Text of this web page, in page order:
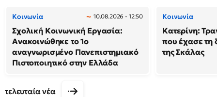
Κοινωνία 10.08.2026 - 12:50
Σχολική Κοινωνική Εργασία:
Ανακοινώθηκε το 1ο
αναγνωρισμένο Πανεπιστημιακό
Πιστοποιητικό στην Ελλάδα
Κοινωνία
Κατερίνη:
που έχασε τη
της Σκάλας
τελευταία νέα